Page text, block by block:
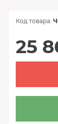
Код товара:
25